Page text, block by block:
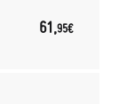
61,95€